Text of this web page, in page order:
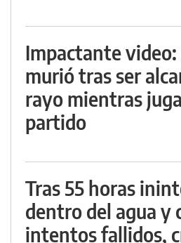
Impactante
murió tras ser
rayo mientras
partido
Tras 55 horas
dentro del agua y
intentos fallidos,